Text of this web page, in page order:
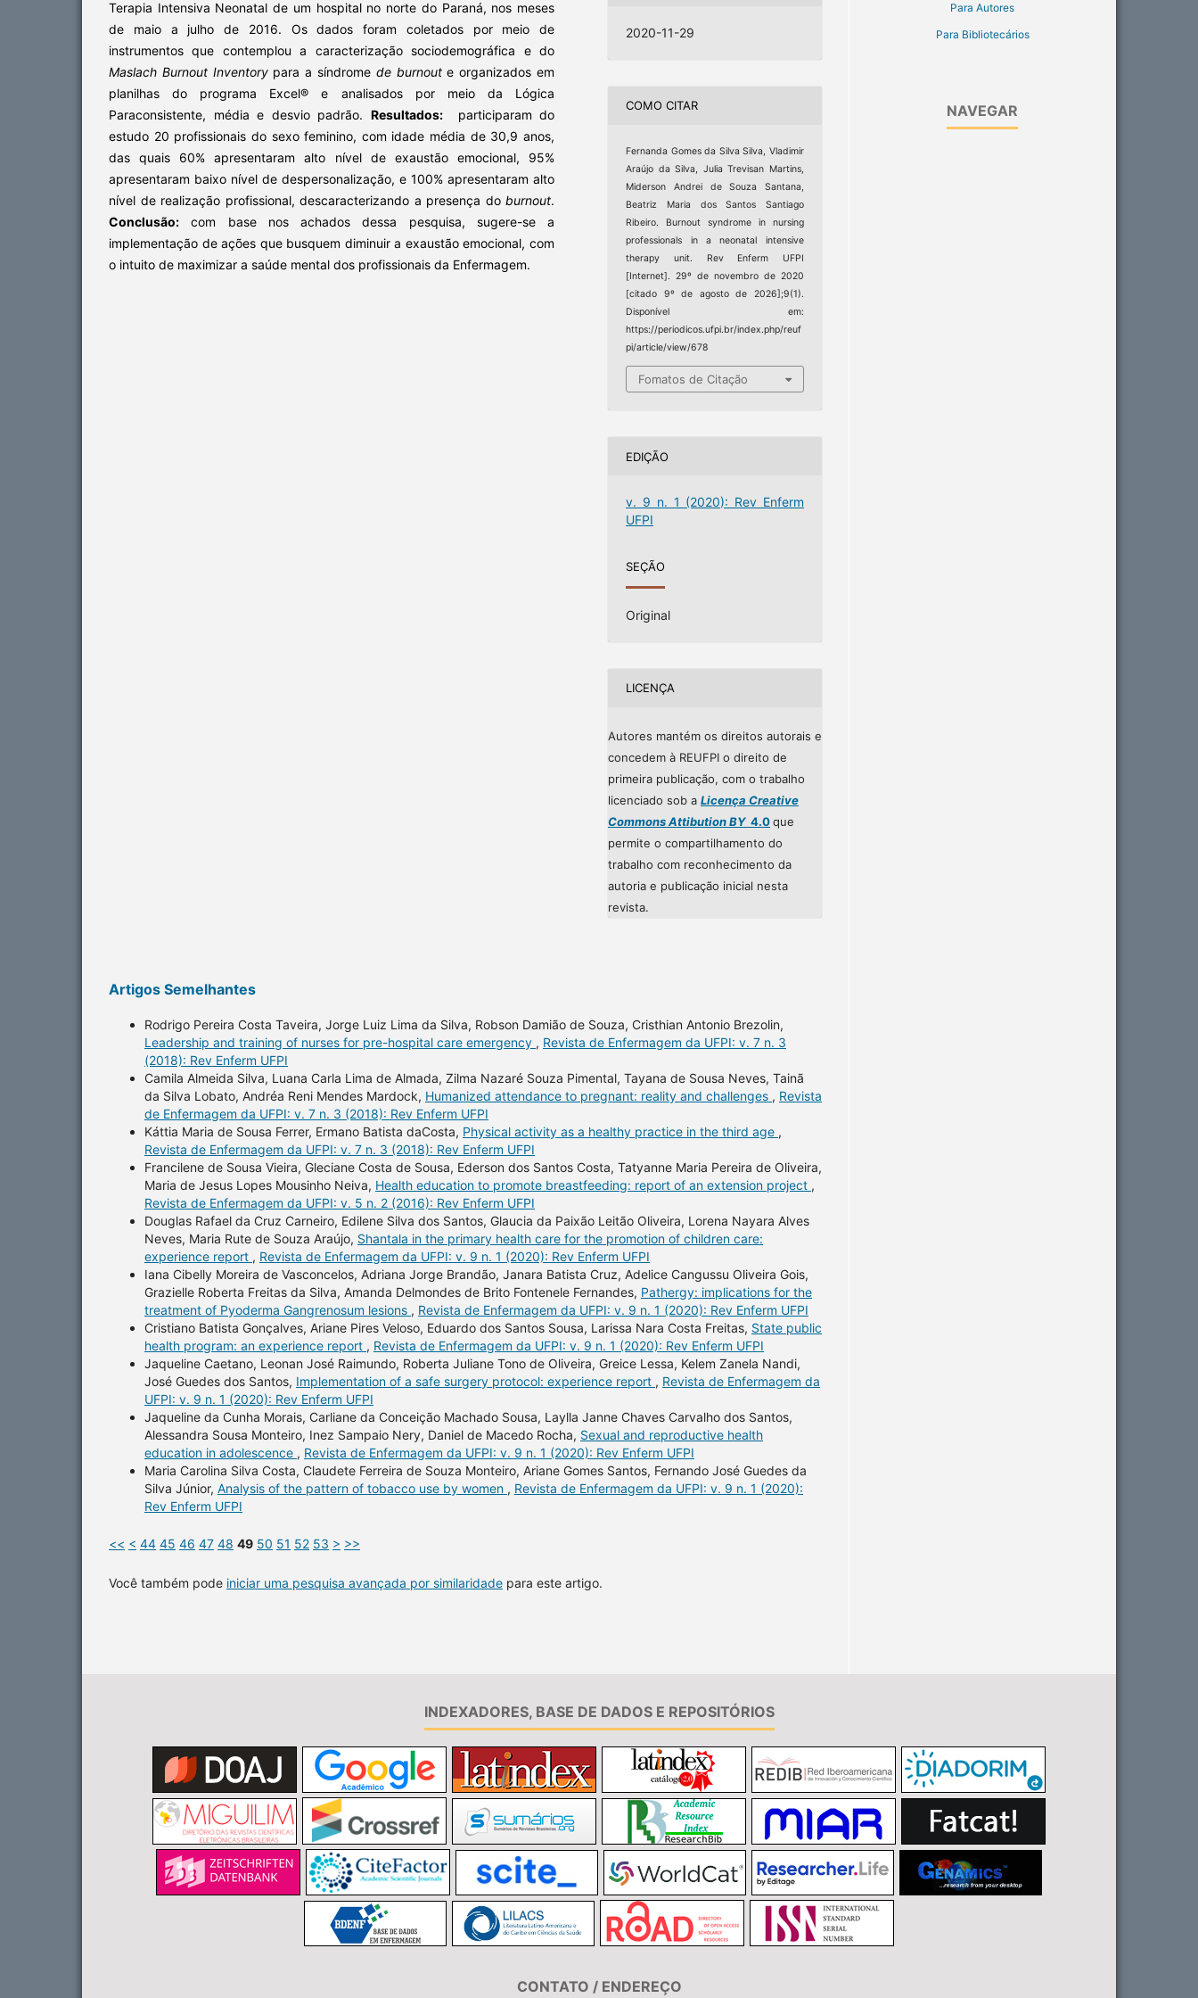
Terapia Intensiva Neonatal de um hospital no norte do Paraná, nos meses
de maio a julho de 2016. Os dados foram coletados por meio de
instrumentos que contemplou a caracterização sociodemográfica e do
Maslach Burnout Inventorypara a síndrome de burnoute organizados em
planilhas do programa Excel® e analisados por meio da Lógica
Paraconsistente, média e desvio padrão. Resultados:participaram do
estudo 20 profissionais do sexo feminino, com idade média de 30,9 anos,
das quais 60% apresentaram alto nível de exaustão emocional, 95%
apresentaram baixo nível de despersonalização, e 100% apresentaram alto
nível de realização profissional, descaracterizando a presença do burnout.
Conclusão: com base nos achados dessa pesquisa, sugere-se a
implementação de ações que busquem diminuir a exaustão emocional, com
o intuito de maximizar a saúde mental dos profissionais da Enfermagem.
2020-11-29
COMO CITAR
Fernanda Gomes da Silva Silva, Vladimir
Araújo da Silva, Julia Trevisan Martins,
Miderson Andrei de Souza Santana,
Beatriz Maria dos Santos Santiago
Ribeiro. Burnout syndrome in nursing
professionals in a neonatal intensive
therapy unit. Rev Enferm UFPI
[Internet]. 29º de novembro de 2020
[citado 9º de agosto de 2026];9(1).
Disponível em:
https://periodicos.ufpi.br/index.php/reuf
pi/article/view/678
Fomatos de Citação
EDIÇÃO
v. 9 n. 1 (2020): Rev Enferm
UFPI
SEÇÃO
Original
LICENÇA
Autores mantém os direitos autorais e
concedem à REUFPI o direito de
primeira publicação, com o trabalho
licenciado sob a Licença Creative
Commons Attibution BY4.0que
permite o compartilhamento do
trabalho com reconhecimento da
autoria e publicação inicial nesta
revista.
Artigos Semelhantes
Rodrigo Pereira Costa Taveira, Jorge Luiz Lima da Silva, Robson Damião de Souza, Cristhian Antonio Brezolin,
Leadership and training of nurses for pre-hospital care emergency , Revista de Enfermagem da UFPI: v. 7 n. 3
(2018): Rev Enferm UFPI
Camila Almeida Silva, Luana Carla Lima de Almada, Zilma Nazaré Souza Pimental, Tayana de Sousa Neves, Tainã
da Silva Lobato, Andréa Reni Mendes Mardock, Humanized attendance to pregnant: reality and challenges , Revista
de Enfermagem da UFPI: v. 7 n. 3 (2018): Rev Enferm UFPI
Káttia Maria de Sousa Ferrer, Ermano Batista daCosta, Physical activity as a healthy practice in the third age ,
Revista de Enfermagem da UFPI: v. 7 n. 3 (2018): Rev Enferm UFPI
Francilene de Sousa Vieira, Gleciane Costa de Sousa, Ederson dos Santos Costa, Tatyanne Maria Pereira de Oliveira,
Maria de Jesus Lopes Mousinho Neiva, Health education to promote breastfeeding: report of an extension project ,
Revista de Enfermagem da UFPI: v. 5 n. 2 (2016): Rev Enferm UFPI
Douglas Rafael da Cruz Carneiro, Edilene Silva dos Santos, Glaucia da Paixão Leitão Oliveira, Lorena Nayara Alves
Neves, Maria Rute de Souza Araújo, Shantala in the primary health care for the promotion of children care:
experience report , Revista de Enfermagem da UFPI: v. 9 n. 1 (2020): Rev Enferm UFPI
Iana Cibelly Moreira de Vasconcelos, Adriana Jorge Brandão, Janara Batista Cruz, Adelice Cangussu Oliveira Gois,
Grazielle Roberta Freitas da Silva, Amanda Delmondes de Brito Fontenele Fernandes, Pathergy: implications for the
treatment of Pyoderma Gangrenosum lesions , Revista de Enfermagem da UFPI: v. 9 n. 1 (2020): Rev Enferm UFPI
Cristiano Batista Gonçalves, Ariane Pires Veloso, Eduardo dos Santos Sousa, Larissa Nara Costa Freitas, State public
health program: an experience report , Revista de Enfermagem da UFPI: v. 9 n. 1 (2020): Rev Enferm UFPI
Jaqueline Caetano, Leonan José Raimundo, Roberta Juliane Tono de Oliveira, Greice Lessa, Kelem Zanela Nandi,
José Guedes dos Santos, Implementation of a safe surgery protocol: experience report , Revista de Enfermagem da
UFPI: v. 9 n. 1 (2020): Rev Enferm UFPI
Jaqueline da Cunha Morais, Carliane da Conceição Machado Sousa, Laylla Janne Chaves Carvalho dos Santos,
Alessandra Sousa Monteiro, Inez Sampaio Nery, Daniel de Macedo Rocha, Sexual and reproductive health
education in adolescence , Revista de Enfermagem da UFPI: v. 9 n. 1 (2020): Rev Enferm UFPI
Maria Carolina Silva Costa, Claudete Ferreira de Souza Monteiro, Ariane Gomes Santos, Fernando José Guedes da
Silva Júnior, Analysis of the pattern of tobacco use by women , Revista de Enfermagem da UFPI: v. 9 n. 1 (2020):
Rev Enferm UFPI
<< < 44 45 46 47 48 49 50 51 52 53 > >>
Você também pode iniciar uma pesquisa avançada por similaridade para este artigo.
Para Autores
Para Bibliotecários
NAVEGAR
INDEXADORES, BASE DE DADOS E REPOSITÓRIOS
CONTATO / ENDEREÇO